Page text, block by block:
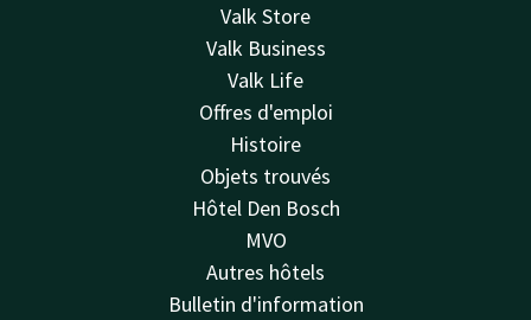
Valk Store
Valk Business
Valk Life
Offres d'emploi
Histoire
Objets trouvés
Hôtel Den Bosch
MVO
Autres hôtels
Bulletin d'information